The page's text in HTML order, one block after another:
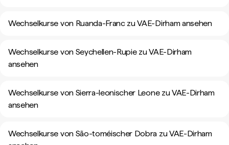
Wechselkurse von Ruanda-Franc zu VAE-Dirham ansehen
Wechselkurse von Seychellen-Rupie zu VAE-Dirham
ansehen
Wechselkurse von Sierra-leonischer Leone zu VAE-Dirham
ansehen
Wechselkurse von São-toméischer Dobra zu VAE-Dirham